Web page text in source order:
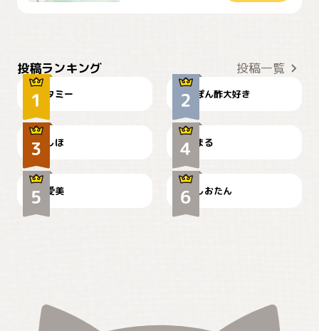
投稿ランキング 投稿一覧
タミー ぽん酢大好き
お弁当になりたいにゃ😽
しほ
🤦‍♀️
まる
かわいい毛玉つき
爱美
暑い日が続くにゃ
しおたん